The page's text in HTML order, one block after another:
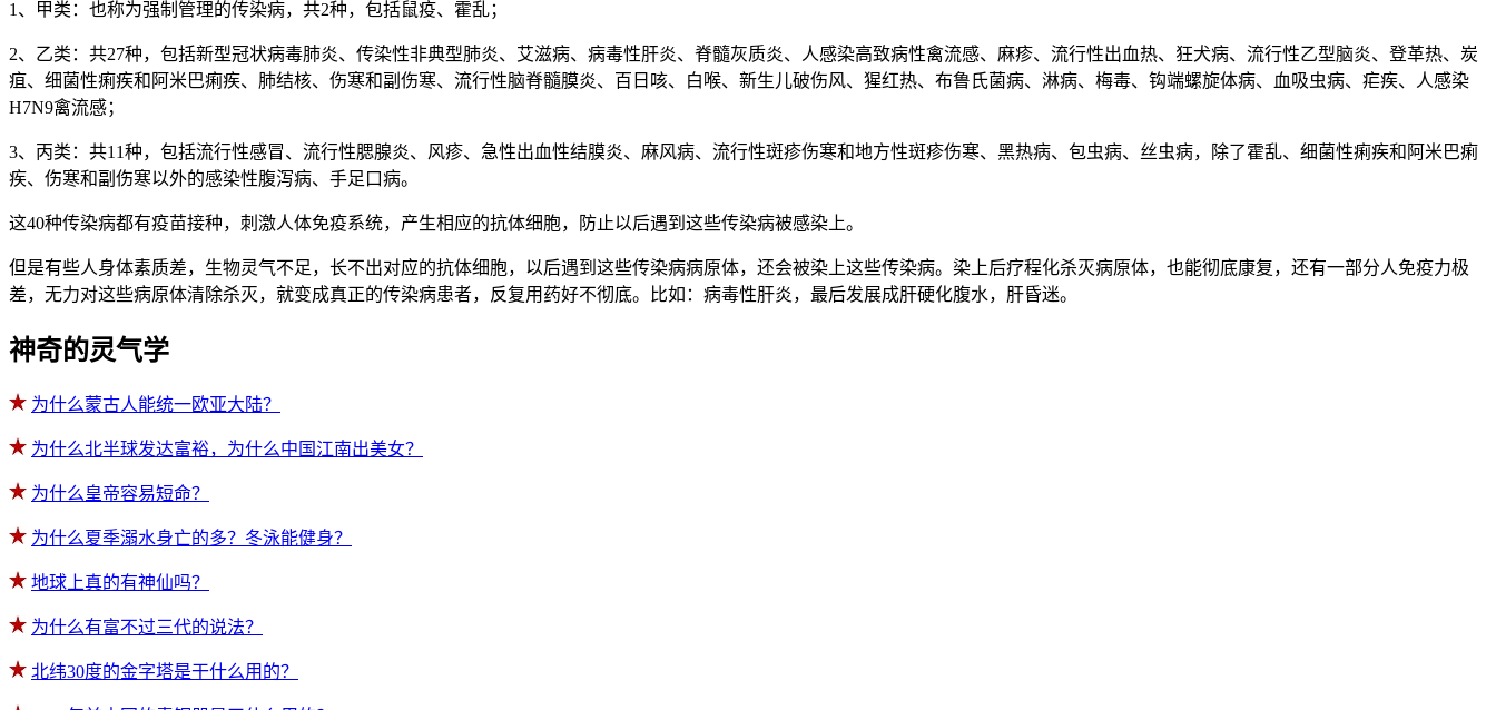
1、甲类：也称为强制管理的传染病，共2种，包括鼠疫、霍乱；
2、乙类：共27种，包括新型冠状病毒肺炎、传染性非典型肺炎、艾滋病、病毒性肝炎、脊髓灰质炎、人感染高致病性禽流感、麻疹、流行性出血热、狂犬病、流行性乙型脑炎、登革热、炭
疽、细菌性痢疾和阿米巴痢疾、肺结核、伤寒和副伤寒、流行性脑脊髓膜炎、百日咳、白喉、新生儿破伤风、猩红热、布鲁氏菌病、淋病、梅毒、钩端螺旋体病、血吸虫病、疟疾、人感染
H7N9禽流感；
3、丙类：共11种，包括流行性感冒、流行性腮腺炎、风疹、急性出血性结膜炎、麻风病、流行性斑疹伤寒和地方性斑疹伤寒、黑热病、包虫病、丝虫病，除了霍乱、细菌性痢疾和阿米巴痢
疾、伤寒和副伤寒以外的感染性腹泻病、手足口病。
这40种传染病都有疫苗接种，刺激人体免疫系统，产生相应的抗体细胞，防止以后遇到这些传染病被感染上。
但是有些人身体素质差，生物灵气不足，长不出对应的抗体细胞，以后遇到这些传染病病原体，还会被染上这些传染病。染上后疗程化杀灭病原体，也能彻底康复，还有一部分人免疫力极
差，无力对这些病原体清除杀灭，就变成真正的传染病患者，反复用药好不彻底。比如：病毒性肝炎，最后发展成肝硬化腹水，肝昏迷。
神奇的灵气学
为什么蒙古人能统一欧亚大陆？
为什么北半球发达富裕，为什么中国江南出美女？
为什么皇帝容易短命？
为什么夏季溺水身亡的多？冬泳能健身？
地球上真的有神仙吗？
为什么有富不过三代的说法？
北纬30度的金字塔是干什么用的？